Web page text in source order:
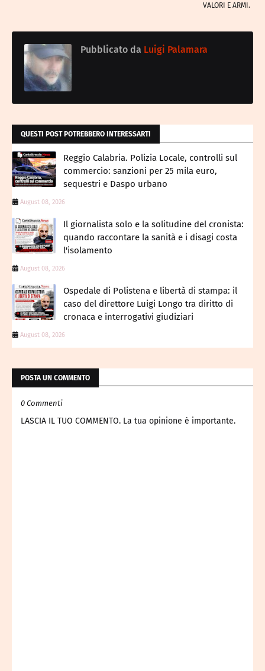
VALORI E ARMI.
Pubblicato da Luigi Palamara
QUESTI POST POTREBBERO INTERESSARTI
Reggio Calabria. Polizia Locale, controlli sul
commercio: sanzioni per 25 mila euro,
sequestri e Daspo urbano
August 08, 2026
Il giornalista solo e la solitudine del cronista:
quando raccontare la sanità e i disagi costa
l'isolamento
August 08, 2026
Ospedale di Polistena e libertà di stampa: il
caso del direttore Luigi Longo tra diritto di
cronaca e interrogativi giudiziari
August 08, 2026
POSTA UN COMMENTO
0 Commenti
LASCIA IL TUO COMMENTO. La tua opinione è importante.